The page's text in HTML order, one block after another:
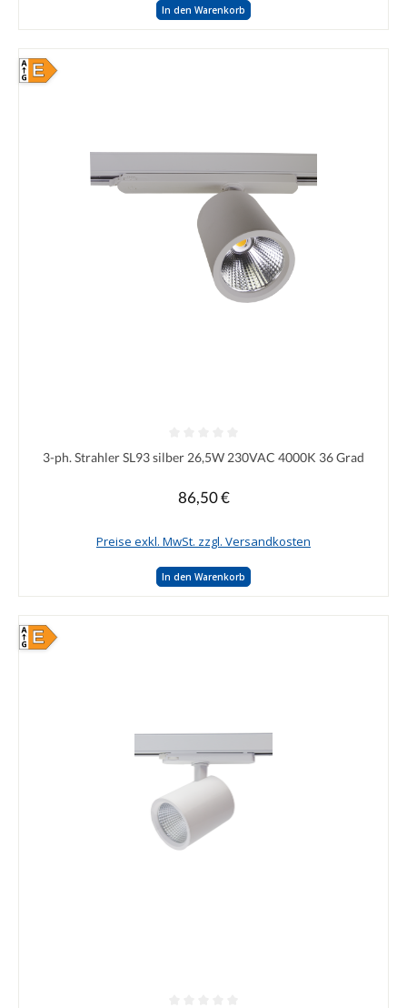
In den Warenkorb
E
Durchschnittliche Bewertung von 0 von 5 Sternen
3-ph. Strahler SL93 silber 26,5W 230VAC 4000K 36 Grad
Regulärer Preis:
86,50 €
Preise exkl. MwSt. zzgl. Versandkosten
In den Warenkorb
E